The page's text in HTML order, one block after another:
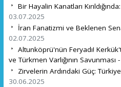
Bir Hayalin Kanatları
03.07.2025
İran Fanatizmi ve Beklenen
02.07.2025
Altunköprü'nün Feryadı!
ve Türkmen Varlığının Savunması -
Zirvelerin Ardındaki Güç:
30.06.2025